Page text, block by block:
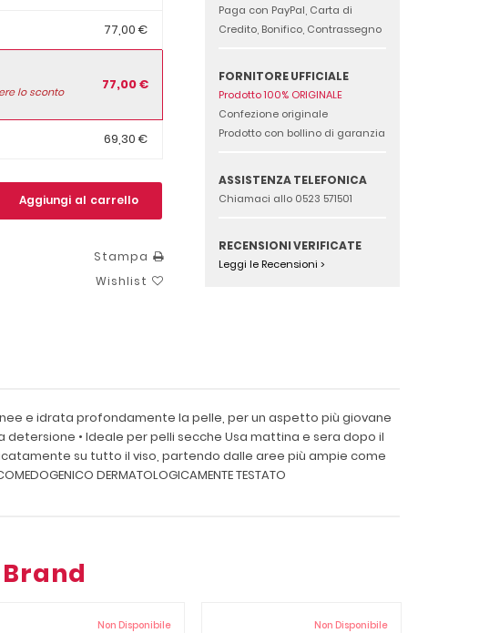
77,00 €
lo sconto
77,00 €
69,30 €
Aggiungi al carrello
Stampa
Wishlist
Paga con PayPal, Carta di
Credito, Bonifico, Contrassegno
FORNITORE UFFICIALE
Prodotto 100% ORIGINALE
Confezione originale
Prodotto con bollino di garanzia
ASSISTENZA TELEFONICA
Chiamaci allo 0523 571501
RECENSIONI VERIFICATE
Leggi le Recensioni >
e idrata profondamente la pelle, per un aspetto più giovane
• Ideale per pelli secche Usa mattina e sera dopo il
su tutto il viso, partendo dalle aree più ampie come
DERMATOLOGICAMENTE TESTATO
Non Disponibile Non Disponibile